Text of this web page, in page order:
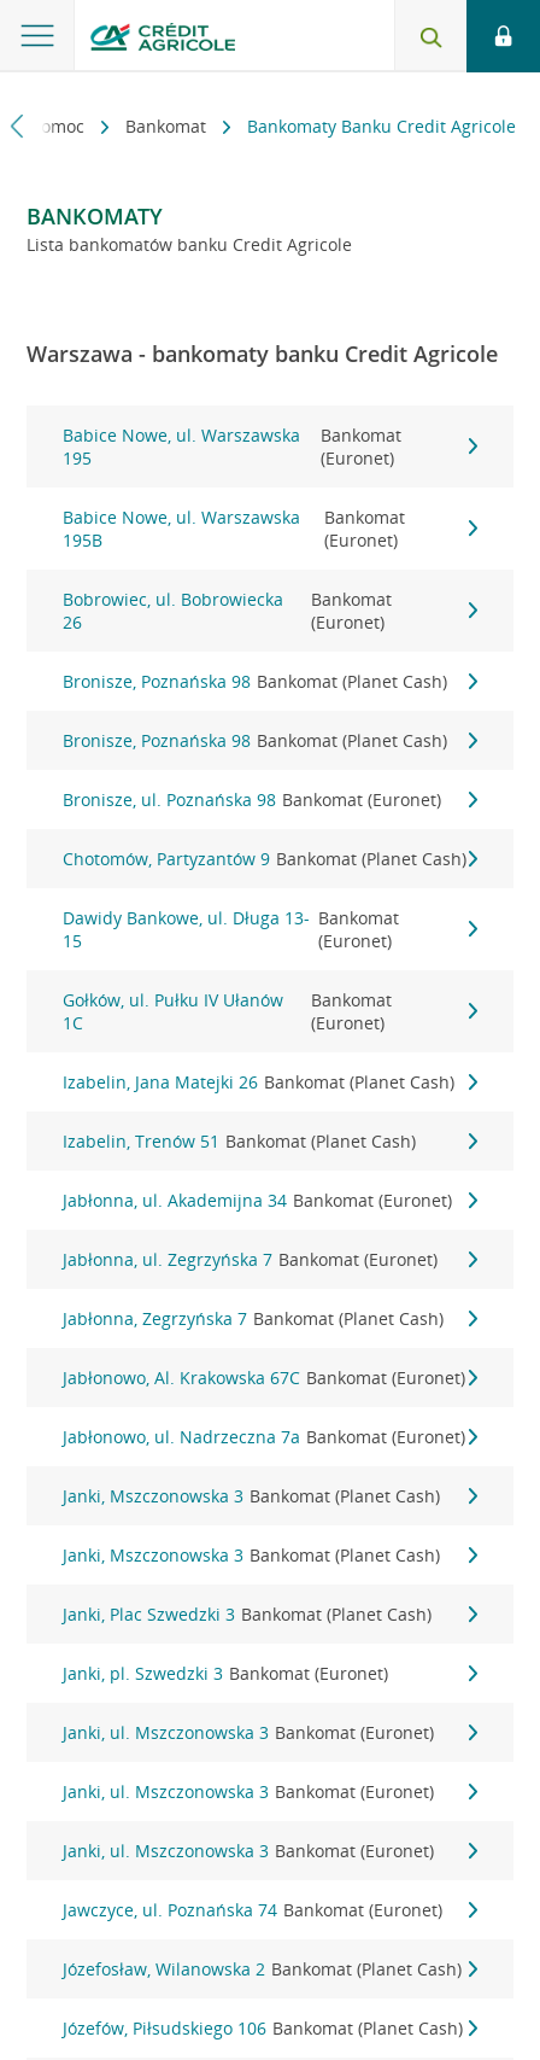
i pomoc Bankomat Bankomaty Banku Credit Agricole
BANKOMATY
Lista bankomatów banku Credit Agricole
Warszawa - bankomaty banku Credit Agricole
Babice Nowe, ul. Warszawska
195
Bankomat
(Euronet)
Babice Nowe, ul. Warszawska
195B
Bankomat
(Euronet)
Bobrowiec, ul. Bobrowiecka
26
Bankomat
(Euronet)
Bronisze, Poznańska 98 Bankomat (Planet Cash)
Bronisze, Poznańska 98 Bankomat (Planet Cash)
Bronisze, ul. Poznańska 98 Bankomat (Euronet)
Chotomów, Partyzantów 9 Bankomat (Planet Cash)
Dawidy Bankowe, ul. Długa 13-
15
Bankomat
(Euronet)
Gołków, ul. Pułku IV Ułanów
1C
Bankomat
(Euronet)
Izabelin, Jana Matejki 26 Bankomat (Planet Cash)
Izabelin, Trenów 51 Bankomat (Planet Cash)
Jabłonna, ul. Akademijna 34 Bankomat (Euronet)
Jabłonna, ul. Zegrzyńska 7 Bankomat (Euronet)
Jabłonna, Zegrzyńska 7 Bankomat (Planet Cash)
Jabłonowo, Al. Krakowska 67C Bankomat (Euronet)
Jabłonowo, ul. Nadrzeczna 7a Bankomat (Euronet)
Janki, Mszczonowska 3 Bankomat (Planet Cash)
Janki, Mszczonowska 3 Bankomat (Planet Cash)
Janki, Plac Szwedzki 3 Bankomat (Planet Cash)
Janki, pl. Szwedzki 3 Bankomat (Euronet)
Janki, ul. Mszczonowska 3 Bankomat (Euronet)
Janki, ul. Mszczonowska 3 Bankomat (Euronet)
Janki, ul. Mszczonowska 3 Bankomat (Euronet)
Jawczyce, ul. Poznańska 74 Bankomat (Euronet)
Józefosław, Wilanowska 2 Bankomat (Planet Cash)
Józefów, Piłsudskiego 106 Bankomat (Planet Cash)